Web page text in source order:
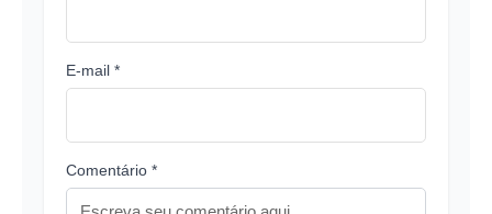
E-mail *
Comentário *